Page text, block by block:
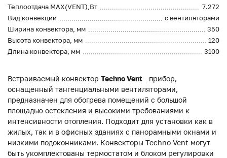
Теплоотдача MAX(VENT),Вт
7.272
Вид конвекции
с вентиляторами
Ширина конвектора, мм
350
Высота конвектора, мм
120
Длина конвектора, мм
3100
Встраиваемый конвектор Techno Vent - прибор,
оснащенный тангенциальными вентиляторами,
предназначен для обогрева помещений с большой
площадью остекления и высокими требованиями к
интенсивности отопления. Подходит для установки как в
жилых, так и в офисных зданиях с панорамными окнами и
низкими подоконниками. Конвекторы Techno Vent могут
быть укомплектованы термостатом и блоком регулировки